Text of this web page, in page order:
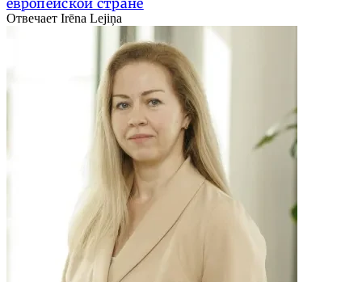
европейской стране
Отвечает Irēna Lejiņa